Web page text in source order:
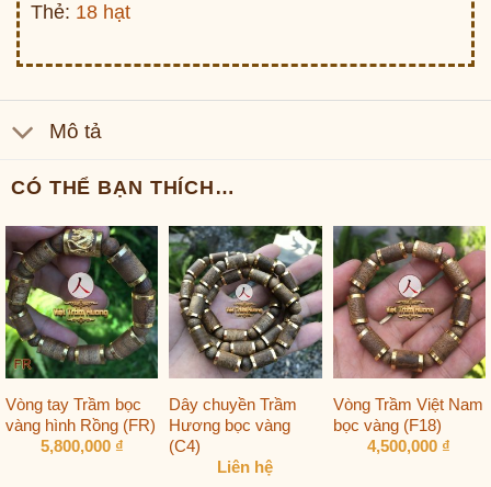
Thẻ: 18 hạt
Mô tả
CÓ THỂ BẠN THÍCH…
Vòng tay Trầm bọc
vàng hình Rồng (FR)
5,800,000 ₫
Dây chuyền Trầm
Hương bọc vàng
(C4)
Liên hệ
Vòng Trầm Việt Nam
bọc vàng (F18)
4,500,000 ₫